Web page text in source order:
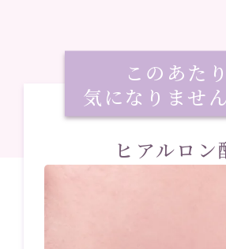
このあたり
気になりませ
ヒアルロン